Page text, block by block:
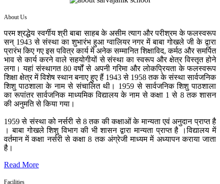
About Us
परम श्रद्धेय स्वर्गीय श्री बाबा साहब के असीम त्याग और परीश्रम के फलस्वरूप
सन् 1943 से संस्था का शुभारंभ हुआ ग्वालियर नगर में बाबा गोखले जी के द्वारा
प्रारंभ किए गए इस पवित्र कार्य में अनेक सम्मानित शिक्षाविद, कर्मठ और समर्पित
भाव से कार्य करने वाले सहयोगीयों से संस्था का स्वरूप और क्षेत्र विस्तृत होने
लगा। यहां संस्थागत 80 वर्षों से अपनी गरिमा और लोकप्रियता के फलस्वरूप
शिक्षा क्षेत्र में विशेष स्थान बनाए हुए हैं 1943 से 1958 तक के संस्था सार्वजनिक
शिशु पाठशाला के नाम से संचालित थी। 1959 से सार्वजनिक शिशु पाठशाला
का रूपांतर सार्वजनिक माध्यमिक विद्यालय के नाम से कक्षा 1 से 8 तक शासन
की अनुमति से किया गया।
1959 से संस्था को नर्सरी से 8 तक की कक्षाओं के मान्यता एवं अनुदान प्राप्त है
। बाबा गोखले शिशु विभाग की भी शासन द्वारा मान्यता प्राप्त है ।विद्यालय में
वर्तमान में कक्षा नर्सरी से कक्षा 8 तक अंग्रेजी माध्यम में अध्यापन कराया जाता
है।
Read More
Facilities